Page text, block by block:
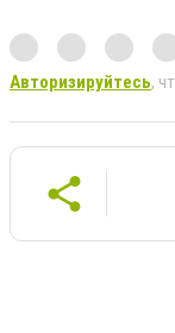
Авторизируйтесь,